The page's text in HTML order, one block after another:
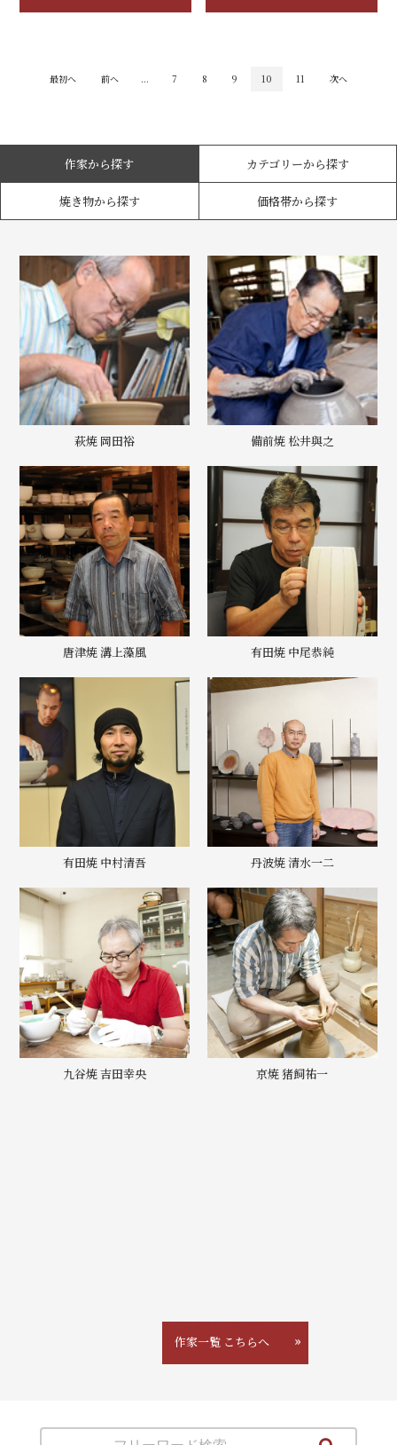
最初へ 前へ ... 7 8 9 10 11 次へ
作家から探す カテゴリーから探す
焼き物から探す 価格帯から探す
萩焼 岡田裕 備前焼 松井與之
唐津焼 溝上藻風 有田焼 中尾恭純
有田焼 中村清吾 丹波焼 清水一二
九谷焼 吉田幸央 京焼 猪飼祐一
作家一覧 こちらへ